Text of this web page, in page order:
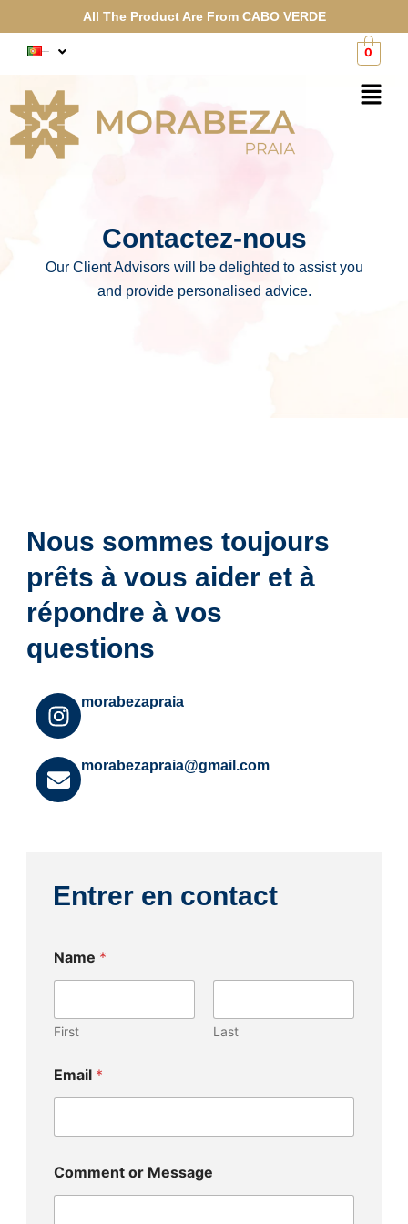
to
content
All The Product Are From CABO VERDE
0
Menu
Contactez-nous
Our Client Advisors will be delighted to assist you
and provide personalised advice.
Nous sommes toujours
prêts à vous aider et à
répondre à vos
questions
I
n
t
a
m
morabezapraia
E
n
o
p
morabezapraia@gmail.com
Entrer en contact
Name *
First Last
Email *
e
s
Comment or Message